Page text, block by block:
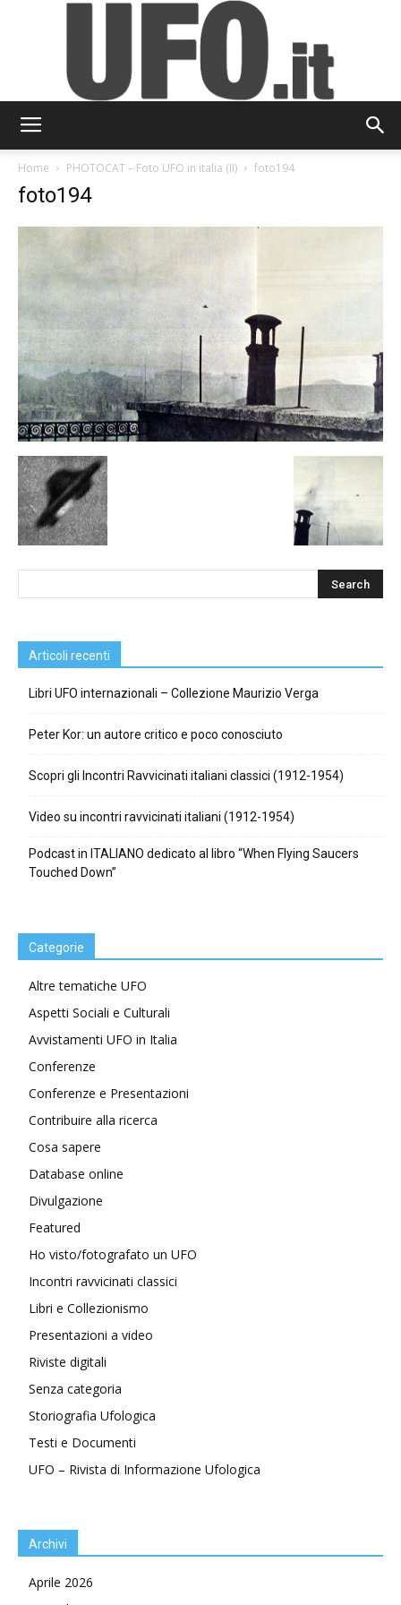
Home PHOTOCAT – Foto UFO in italia (II) foto194
foto194
Articoli recenti
Libri UFO internazionali – Collezione Maurizio Verga
Peter Kor: un autore critico e poco conosciuto
Scopri gli Incontri Ravvicinati italiani classici (1912-1954)
Video su incontri ravvicinati italiani (1912-1954)
Podcast in ITALIANO dedicato al libro “When Flying Saucers
Touched Down”
Categorie
Altre tematiche UFO
Aspetti Sociali e Culturali
Avvistamenti UFO in Italia
Conferenze
Conferenze e Presentazioni
Contribuire alla ricerca
Cosa sapere
Database online
Divulgazione
Featured
Ho visto/fotografato un UFO
Incontri ravvicinati classici
Libri e Collezionismo
Presentazioni a video
Riviste digitali
Senza categoria
Storiografia Ufologica
Testi e Documenti
UFO – Rivista di Informazione Ufologica
Archivi
Aprile 2026